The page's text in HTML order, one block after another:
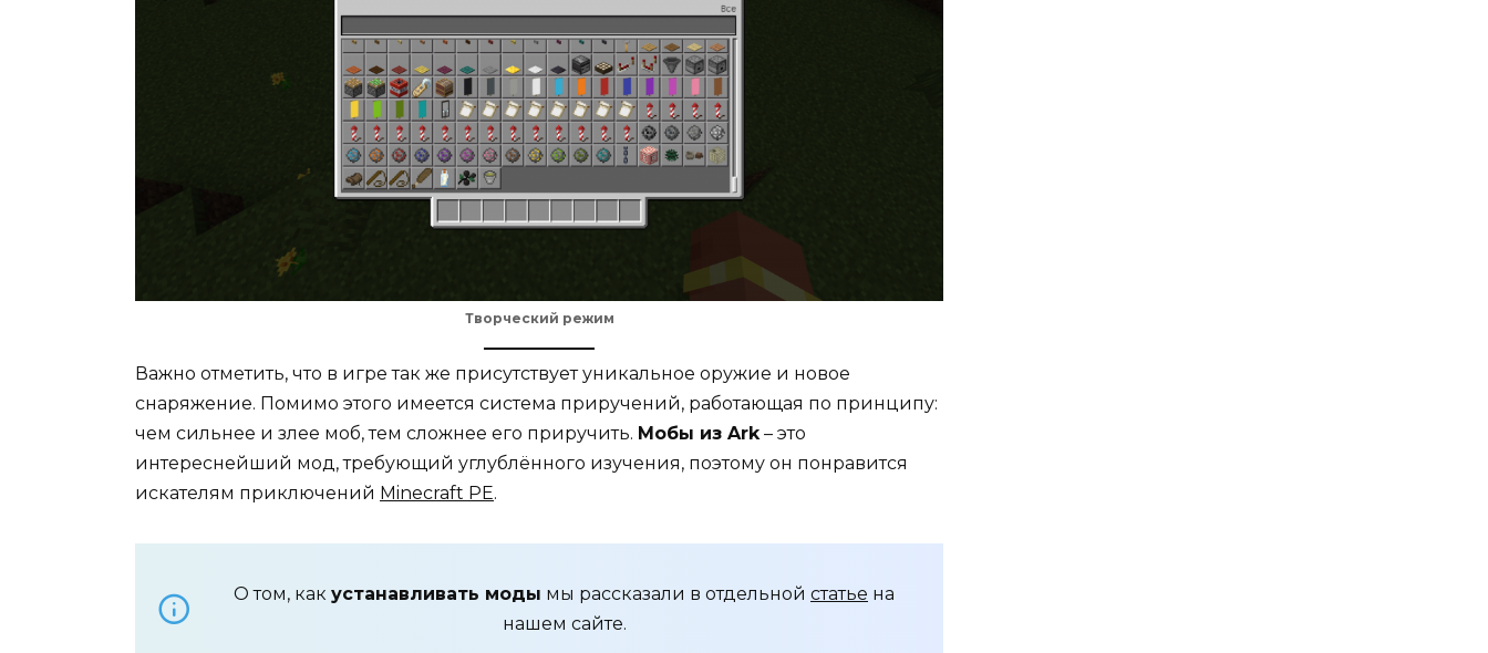
Творческий режим
Важно отметить, что в игре так же присутствует уникальное оружие и новое
снаряжение. Помимо этого имеется система приручений, работающая по принципу:
чем сильнее и злее моб, тем сложнее его приручить. Мобы из Ark– это
интереснейший мод, требующий углублённого изучения, поэтому он понравится
искателям приключений Minecraft PE.
О том, как устанавливать моды мы рассказали в отдельной статье на
нашем сайте.